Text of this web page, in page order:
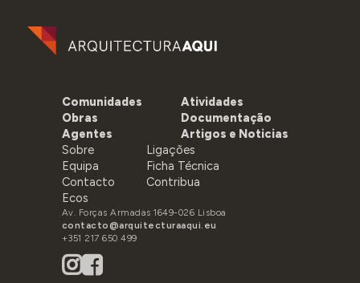
Comunidades
Obras
Agentes
Atividades
Documentação
Artigos e Noticias
Sobre
Equipa
Contacto
Ecos
Ligações
Ficha Técnica
Contribua
Av. Forças Armadas 1649-026 Lisboa
contacto@arquitecturaaqui.eu
+351 217 650 499